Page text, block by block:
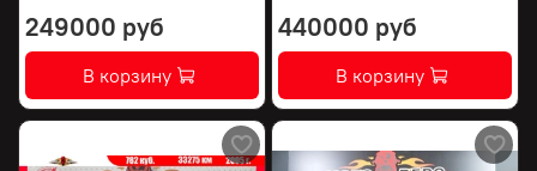
249000 руб
В корзину
440000 руб
В корзину